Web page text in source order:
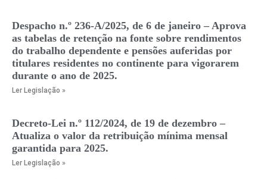
Despacho n.º 236-A/2025, de 6 de janeiro – Aprova
as tabelas de retenção na fonte sobre rendimentos
do trabalho dependente e pensões auferidas por
titulares residentes no continente para vigorarem
durante o ano de 2025.
Ler Legislação »
Decreto-Lei n.º 112/2024, de 19 de dezembro –
Atualiza o valor da retribuição mínima mensal
garantida para 2025.
Ler Legislação »